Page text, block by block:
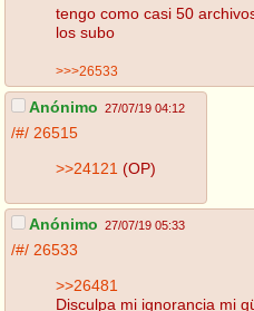
tengo como casi 50
los subo
>>>26533
Anónimo 27/07/19 04:12
/#/ 26515
>>24121 (OP)
Anónimo 27/07/19 05:33
/#/ 26533
>>26481
Disculpa mi ignorancia mi